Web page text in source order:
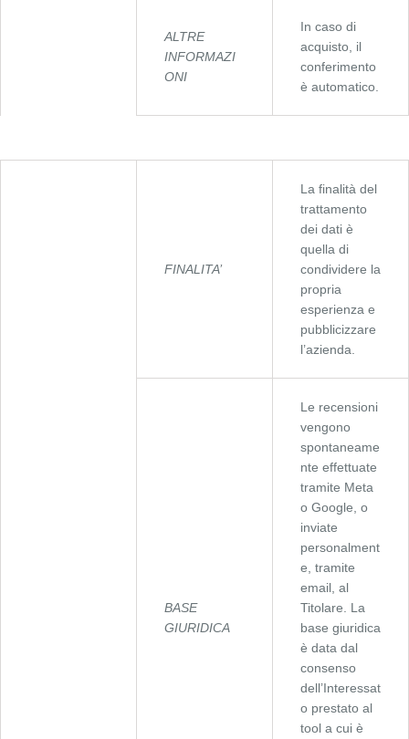
ALTRE
INFORMAZI
ONI
In caso di
acquisto, il
conferimento
è automatico.
FINALITA’
La finalità del
trattamento
dei dati è
quella di
condividere la
propria
esperienza e
pubblicizzare
l’azienda.
BASE
GIURIDICA
Le recensioni
vengono
spontaneame
nte effettuate
tramite Meta
o Google, o
inviate
personalment
e, tramite
email, al
Titolare. La
base giuridica
è data dal
consenso
dell’Interessat
o prestato al
tool a cui è